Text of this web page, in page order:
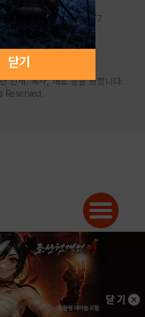
닫기
대표이사:송현두
8635 팩스:02-6265-0377
년4월25일
:김동욱
전재, 복사, 배포 등을 금합니다.